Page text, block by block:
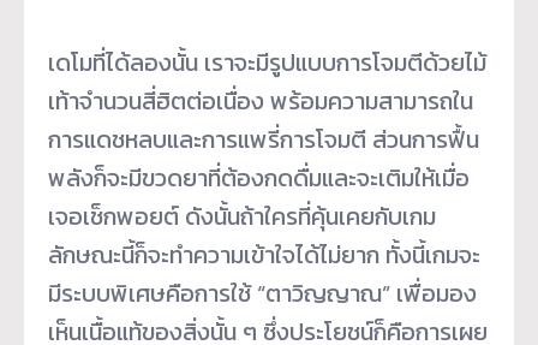
เดโมที่ได้ลองนั้น เราจะมีรูปแบบการโจมตีด้วยไม้
เท้าจำนวนสี่ฮิตต่อเนื่อง พร้อมความสามารถใน
การแดชหลบและการแพรี่การโจมตี ส่วนการฟื้น
พลังก็จะมีขวดยาที่ต้องกดดื่มและจะเติมให้เมื่อ
เจอเช็กพอยต์ ดังนั้นถ้าใครที่คุ้นเคยกับเกม
ลักษณะนี้ก็จะทำความเข้าใจได้ไม่ยาก ทั้งนี้เกมจะ
มีระบบพิเศษคือการใช้ “ตาวิญญาณ” เพื่อมอง
เห็นเนื้อแท้ของสิ่งนั้น ๆ ซึ่งประโยชน์ก็คือการเผย